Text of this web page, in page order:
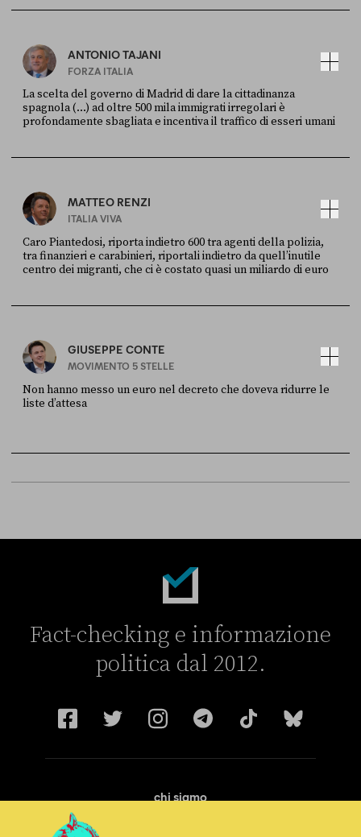
ANTONIO TAJANI
FORZA ITALIA
La scelta del governo di Madrid di dare la cittadinanza
spagnola (...) ad oltre 500 mila immigrati irregolari è
profondamente sbagliata e incentiva il traffico di esseri umani
MATTEO RENZI
ITALIA VIVA
Caro Piantedosi, riporta indietro 600 tra agenti della polizia,
tra finanzieri e carabinieri, riportali indietro da quell’inutile
centro dei migranti, che ci è costato quasi un miliardo di euro
GIUSEPPE CONTE
MOVIMENTO 5 STELLE
Non hanno messo un euro nel decreto che doveva ridurre le
liste d’attesa
Fact-checking e informazione
politica dal 2012.
chi siamo